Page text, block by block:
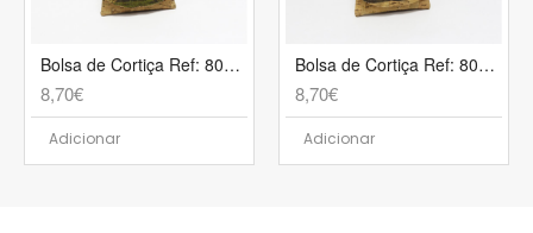
Bolsa de Cortiça Ref: 801 AP
8,70€
Adicionar
Bolsa de Cortiça Ref: 801 CK
8,70€
Adicionar